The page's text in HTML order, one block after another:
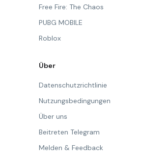
Free Fire: The Chaos
PUBG MOBILE
Roblox
Über
Datenschutzrichtlinie
Nutzungsbedingungen
Über uns
Beitreten Telegram
Melden & Feedback